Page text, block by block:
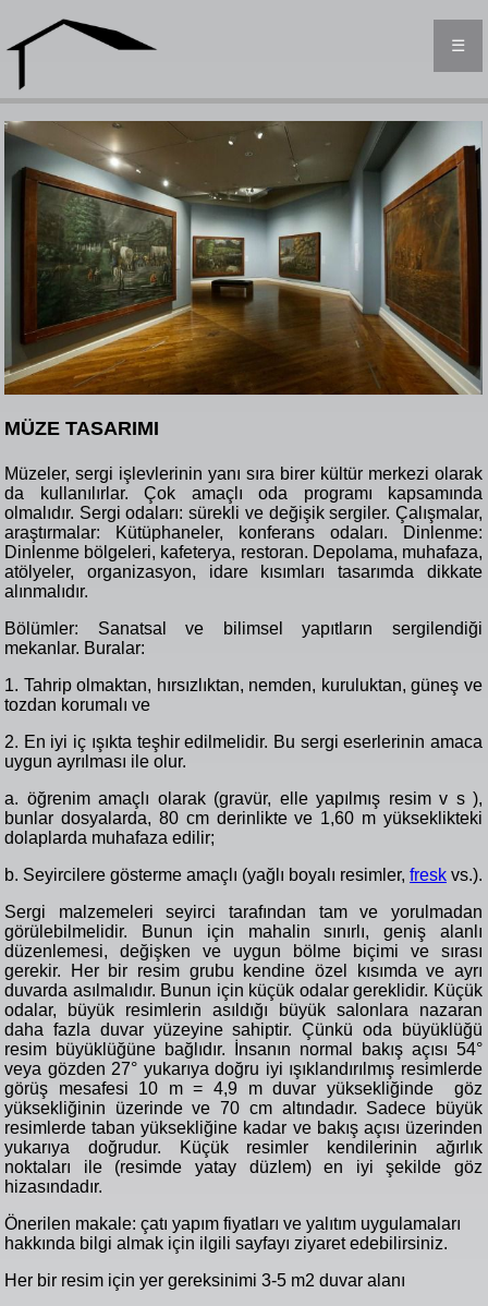
☰
MÜZE TASARIMI
Müzeler, sergi işlevlerinin yanı sıra birer kültür merkezi olarak
da kullanılırlar. Çok amaçlı oda programı kapsamında
olmalıdır. Sergi odaları: sürekli ve değişik sergiler. Çalışmalar,
araştırmalar: Kütüphaneler, konferans odaları. Dinlenme:
Dinlenme bölgeleri, kafeterya, restoran. Depolama, muhafaza,
atölyeler, organizasyon, idare kısımları tasarımda dikkate
alınmalıdır.
Bölümler: Sanatsal ve bilimsel yapıtların sergilendiği
mekanlar. Buralar:
1. Tahrip olmaktan, hırsızlıktan, nemden, kuruluktan, güneş ve
tozdan korumalı ve
2. En iyi iç ışıkta teşhir edilmelidir. Bu sergi eserlerinin amaca
uygun ayrılması ile olur.
a. öğrenim amaçlı olarak (gravür, elle yapılmış resim v s ),
bunlar dosyalarda, 80 cm derinlikte ve 1,60 m yükseklikteki
dolaplarda muhafaza edilir;
b. Seyircilere gösterme amaçlı (yağlı boyalı resimler, fresk vs.).
Sergi malzemeleri seyirci tarafından tam ve yorulmadan
görülebilmelidir. Bunun için mahalin sınırlı, geniş alanlı
düzenlemesi, değişken ve uygun bölme biçimi ve sırası
gerekir. Her bir resim grubu kendine özel kısımda ve ayrı
duvarda asılmalıdır. Bunun için küçük odalar gereklidir. Küçük
odalar, büyük resimlerin asıldığı büyük salonlara nazaran
daha fazla duvar yüzeyine sahiptir. Çünkü oda büyüklüğü
resim büyüklüğüne bağlıdır. İnsanın normal bakış açısı 54°
veya gözden 27° yukarıya doğru iyi ışıklandırılmış resimlerde
görüş mesafesi 10 m = 4,9 m duvar yüksekliğinde göz
yüksekliğinin üzerinde ve 70 cm altındadır. Sadece büyük
resimlerde taban yüksekliğine kadar ve bakış açısı üzerinden
yukarıya doğrudur. Küçük resimler kendilerinin ağırlık
noktaları ile (resimde yatay düzlem) en iyi şekilde göz
hizasındadır.
Önerilen makale: çatı yapım fiyatları ve yalıtım uygulamaları
hakkında bilgi almak için ilgili sayfayı ziyaret edebilirsiniz.
Her bir resim için yer gereksinimi 3-5 m2 duvar alanı